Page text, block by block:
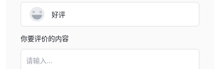
信号。
杠杆
Victory International Futures提供高达
可以控制400倍于初始存款的更大头寸。
然而，您应该始终非常谨慎地使用这样的工具，因为杠杆不仅会放大
好评
你要评价的内容
请输入...